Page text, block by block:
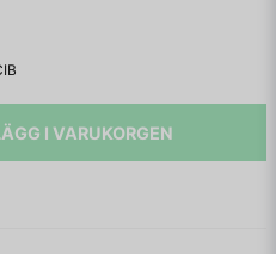
I VARUKORGEN